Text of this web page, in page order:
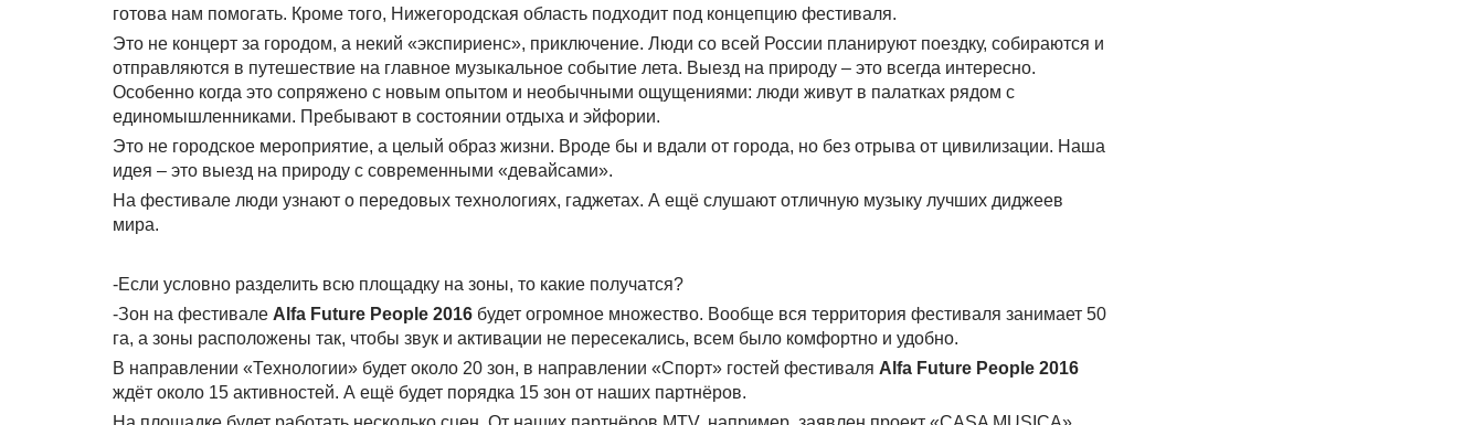
готова нам помогать. Кроме того, Нижегородская область подходит под концепцию фестиваля.
Это не концерт за городом, а некий «экспириенс», приключение. Люди со всей России планируют поездку, собираются и
отправляются в путешествие на главное музыкальное событие лета. Выезд на природу – это всегда интересно.
Особенно когда это сопряжено с новым опытом и необычными ощущениями: люди живут в палатках рядом с
единомышленниками. Пребывают в состоянии отдыха и эйфории.
Это не городское мероприятие, а целый образ жизни. Вроде бы и вдали от города, но без отрыва от цивилизации. Наша
идея – это выезд на природу с современными «девайсами».
На фестивале люди узнают о передовых технологиях, гаджетах. А ещё слушают отличную музыку лучших диджеев
мира.
-Если условно разделить всю площадку на зоны, то какие получатся?
-Зон на фестивале Alfa Future People 2016 будет огромное множество. Вообще вся территория фестиваля занимает 50
га, а зоны расположены так, чтобы звук и активации не пересекались, всем было комфортно и удобно.
В направлении «Технологии» будет около 20 зон, в направлении «Спорт» гостей фестиваля Alfa Future People 2016
ждёт около 15 активностей. А ещё будет порядка 15 зон от наших партнёров.